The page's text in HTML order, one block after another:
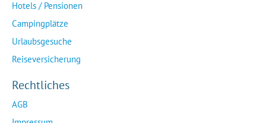
Hotels / Pensionen
Campingplätze
Urlaubsgesuche
Reiseversicherung
Rechtliches
AGB